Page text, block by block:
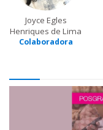
Joyce Egles
Henriques de Lima
Colaboradora